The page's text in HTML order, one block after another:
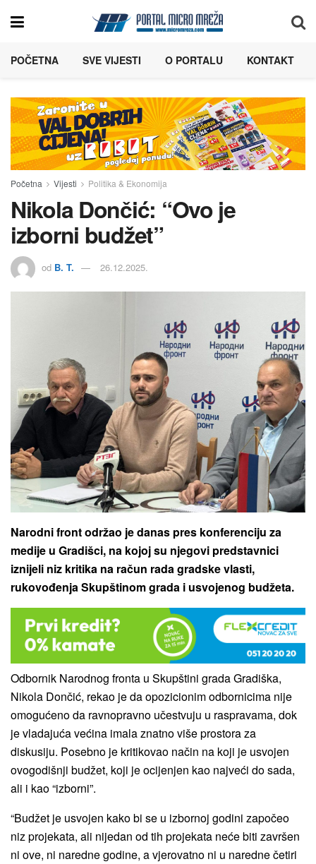
POČETNA SVE VIJESTI O PORTALU KONTAKT
Početna Vijesti Politika & Ekonomija
Nikola Dončić: “Ovo je
izborni budžet”
od B. T. 26.12.2025.
Narodni front održao je danas pres konferenciju za
medije u Gradišci, na kojoj su njegovi predstavnici
iznijeli niz kritika na račun rada gradske vlasti,
rukovođenja Skupštinom grada i usvojenog budžeta.
Odbornik Narodnog fronta u Skupštini grada Gradiška,
Nikola Dončić, rekao je da opozicionim odbornicima nije
omogućeno da ravnopravno učestvuju u raspravama, dok
je vladajuća većina imala znatno više prostora za
diskusiju. Posebno je kritikovao način na koji je usvojen
ovogodišnji budžet, koji je ocijenjen kao najveći do sada,
ali i kao “izborni”.
“Budžet je usvojen kako bi se u izbornoj godini započeo
niz projekata, ali nijedan od tih projekata neće biti završen
ni ove, ni naredne godine, a vjerovatno ni u naredne četiri